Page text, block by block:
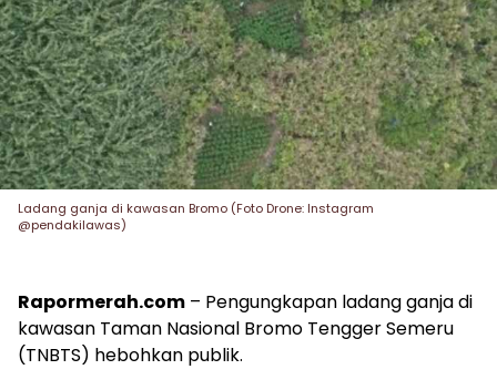
Ladang ganja di kawasan Bromo (Foto Drone: Instagram
@pendakilawas)
Rapormerah.com – Pengungkapan ladang ganja di
kawasan Taman Nasional Bromo Tengger Semeru
(TNBTS) hebohkan publik.